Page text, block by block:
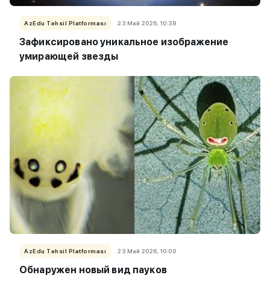
AzEdu Təhsil Platforması 23 Май 2026, 10:38
Зафиксировано уникальное изображение
умирающей звезды
AzEdu Təhsil Platforması 23 Май 2026, 10:00
Обнаружен новый вид пауков